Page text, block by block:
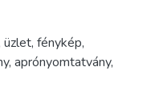
üzlet, fénykép,
, aprónyomtatvány,